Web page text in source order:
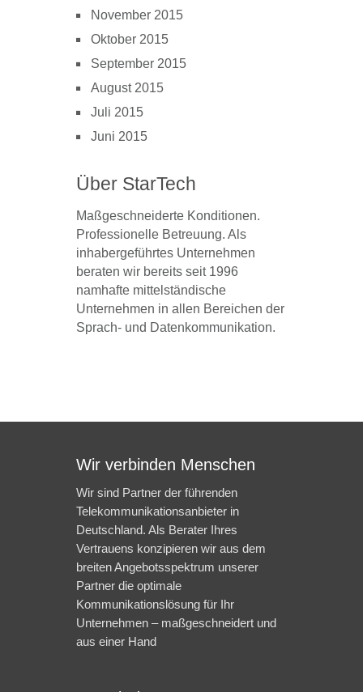
November 2015
Oktober 2015
September 2015
August 2015
Juli 2015
Juni 2015
Über StarTech
Maßgeschneiderte Konditionen.
Professionelle Betreuung. Als
inhabergeführtes Unternehmen
beraten wir bereits seit 1996
namhafte mittelständische
Unternehmen in allen Bereichen der
Sprach- und Datenkommunikation.
Wir verbinden Menschen
Wir sind Partner der führenden
Telekommunikationsanbieter in
Deutschland. Als Berater Ihres
Vertrauens konzipieren wir aus dem
breiten Angebotsspektrum unserer
Partner die optimale
Kommunikationslösung für Ihr
Unternehmen – maßgeschneidert und
aus einer Hand